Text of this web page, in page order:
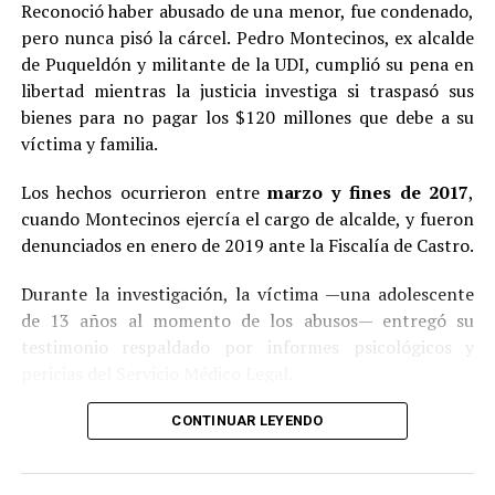
Reconoció haber abusado de una menor, fue condenado,
pero nunca pisó la cárcel. Pedro Montecinos, ex alcalde
de Puqueldón y militante de la UDI, cumplió su pena en
libertad mientras la justicia investiga si traspasó sus
bienes para no pagar los $120 millones que debe a su
víctima y familia.
Los hechos ocurrieron entremarzo y fines de 2017,
cuando Montecinos ejercía el cargo de alcalde, y fueron
denunciados en enero de 2019 ante la Fiscalía de Castro.
Durante la investigación, la víctima —una adolescente
de 13 años al momento de los abusos— entregó su
testimonio respaldado por informes psicológicos y
Ante la contundencia de los antecedentes, el imputado
aceptó los cargosen un procedimiento abreviado,
CONTINUAR LEYENDO